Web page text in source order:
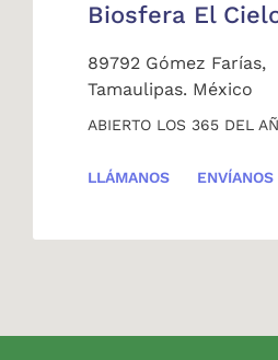
Biosfera El
89792 Gómez Farías,
Tamaulipas. México
ABIERTO LOS 365 DEL
LLÁMANOS